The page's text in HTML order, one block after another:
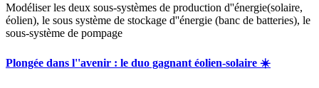
Modéliser les deux sous-systèmes de production d''énergie(solaire,
éolien), le sous système de stockage d''énergie (banc de batteries), le
sous-système de pompage
Plongée dans l''avenir : le duo gagnant éolien-solaire ️☀️